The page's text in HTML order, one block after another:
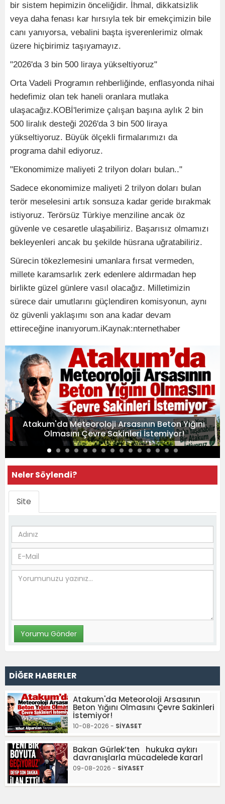
bir sistem hepimizin önceliğidir. İhmal, dikkatsizlik
veya daha fenası kar hırsıyla tek bir emekçimizin bile
canı yanıyorsa, vebalini başta işverenlerimiz olmak
üzere hiçbirimiz taşıyamayız.
"2026'da 3 bin 500 liraya yükseltiyoruz"
Orta Vadeli Programın rehberliğinde, enflasyonda nihai
hedefimiz olan tek haneli oranlara mutlaka
ulaşacağız.KOBİ'lerimize çalışan başına aylık 2 bin
500 liralık desteği 2026'da 3 bin 500 liraya
yükseltiyoruz. Büyük ölçekli firmalarımızı da
programa dahil ediyoruz.
"Ekonomimize maliyeti 2 trilyon doları bulan.."
Sadece ekonomimize maliyeti 2 trilyon doları bulan
terör meselesini artık sonsuza kadar geride bırakmak
istiyoruz. Terörsüz Türkiye menziline ancak öz
güvenle ve cesaretle ulaşabiliriz. Başarısız olmamızı
bekleyenleri ancak bu şekilde hüsrana uğratabiliriz.
Sürecin tökezlemesini umanlara fırsat vermeden,
millete karamsarlık zerk edenlere aldırmadan hep
birlikte güzel günlere vasıl olacağız. Milletimizin
sürece dair umutlarını güçlendiren komisyonun, aynı
öz güvenli yaklaşımı son ana kadar devam
ettireceğine inanıyorum.iKaynak:nternethaber
Atakum'da Meteoroloji Arsasının Beton Yığını
Olmasını Çevre Sakinleri İstemiyor!
Neler Söylendi?
Site
DİĞER HABERLER
Atakum'da Meteoroloji Arsasının
Beton Yığını Olmasını Çevre Sakinleri
İstemiyor!
10-08-2026 - SİYASET
Bakan Gürlek’ten hukuka aykırı
davranışlarla mücadelede kararl
09-08-2026 - SİYASET